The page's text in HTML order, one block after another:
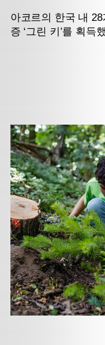
아코르의 한국 내
증 ‘그린 키’를 획득